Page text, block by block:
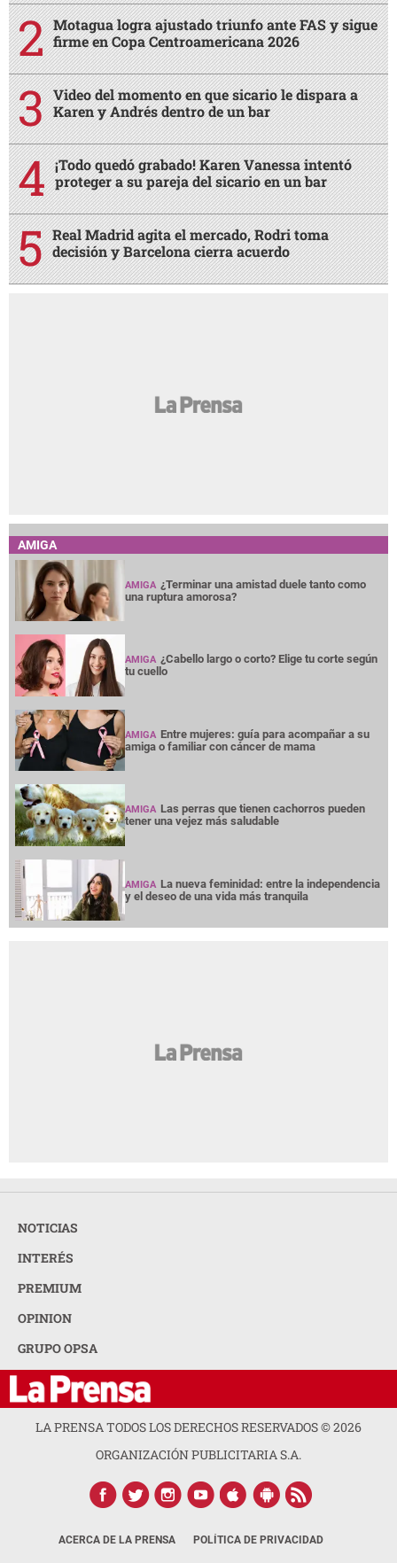
Motagua logra ajustado triunfo ante FAS y sigue
firme en Copa Centroamericana 2026
Video del momento en que sicario le dispara a
Karen y Andrés dentro de un bar
¡Todo quedó grabado! Karen Vanessa intentó
proteger a su pareja del sicario en un bar
Real Madrid agita el mercado, Rodri toma
decisión y Barcelona cierra acuerdo
AMIGA
AMIGA ¿Terminar una amistad duele tanto como
una ruptura amorosa?
AMIGA ¿Cabello largo o corto? Elige tu corte según
tu cuello
AMIGA Entre mujeres: guía para acompañar a su
amiga o familiar con cáncer de mama
AMIGA Las perras que tienen cachorros pueden
tener una vejez más saludable
AMIGA La nueva feminidad: entre la independencia
y el deseo de una vida más tranquila
NOTICIAS
INTERÉS
PREMIUM
OPINION
GRUPO OPSA
LA PRENSA TODOS LOS DERECHOS RESERVADOS ©2026
ORGANIZACIÓN PUBLICITARIA S.A.
ACERCA DE LA PRENSA POLÍTICA DE PRIVACIDAD